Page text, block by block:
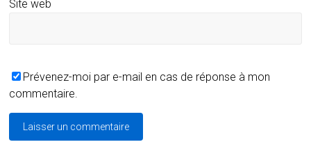
Site web
Prévenez-moi par e-mail en cas de réponse à mon
commentaire.